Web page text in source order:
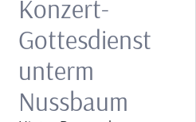
Konzert-
Gottesdienst
unterm
Nussbaum